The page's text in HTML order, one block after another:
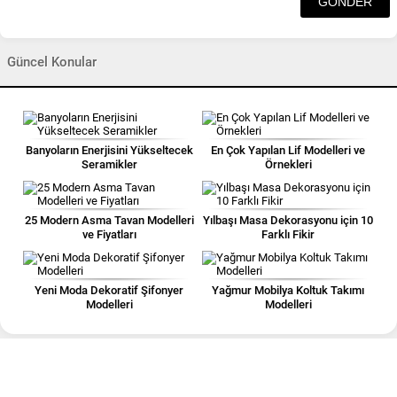
Güncel Konular
Banyoların Enerjisini Yükseltecek
Seramikler
En Çok Yapılan Lif Modelleri ve
Örnekleri
25 Modern Asma Tavan Modelleri
ve Fiyatları
Yılbaşı Masa Dekorasyonu için 10
Farklı Fikir
Yeni Moda Dekoratif Şifonyer
Modelleri
Yağmur Mobilya Koltuk Takımı
Modelleri